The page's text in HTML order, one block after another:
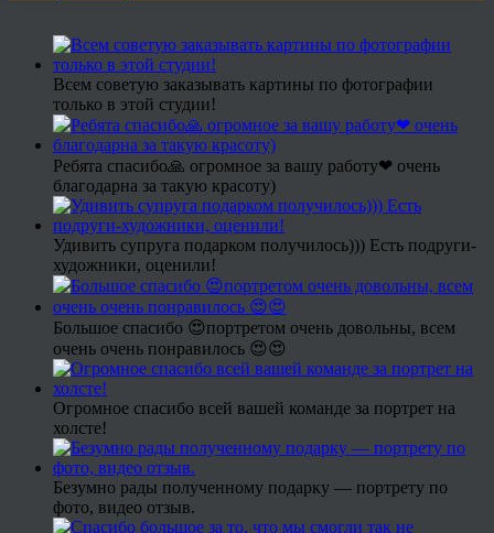
Всем советую заказывать картины по фотографии
только в этой студии!
Ребята спасибо🙏 огромное за вашу работу❤ очень
благодарна за такую красоту)
Удивить супруга подарком получилось))) Есть подруги-
художники, оценили!
Большое спасибо 😍портретом очень довольны, всем
очень очень понравилось 😍😍
Огромное спасибо всей вашей команде за портрет на
холсте!
Безумно рады полученному подарку — портрету по
фото, видео отзыв.